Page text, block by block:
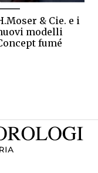
& Cie. e i
modelli
fumé